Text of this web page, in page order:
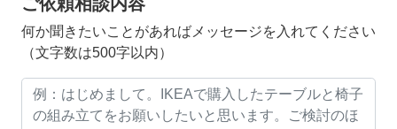
何か聞きたいことがあればメッセージを入れてください
（文字数は500字以内）